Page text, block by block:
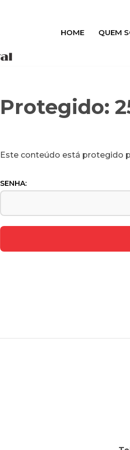
HOME QUEM
Protegido:
Este conteúdo está protegido
SENHA: